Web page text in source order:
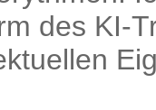
des KI-